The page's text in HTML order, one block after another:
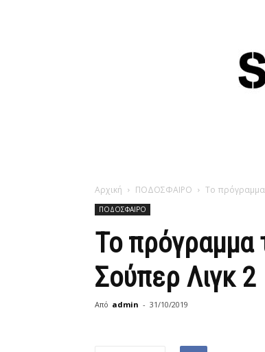
Αρχική ΠΟΔΟΣΦΑΙΡΟ Το πρόγραμμα
ΠΟΔΟΣΦΑΙΡΟ
Το πρόγραμμα
Σούπερ Λιγκ 2
Από admin - 31/10/2019